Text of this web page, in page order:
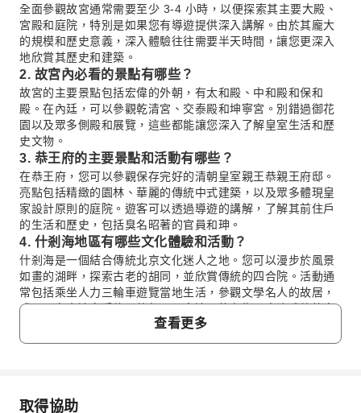
全面參觀故宮通常需要至少 3-4 小時，以便探索其主要大殿、
宮殿和庭院，特別是如果您有導遊提供深入講解。由於其龐大
的規模和歷史意義，深入體驗往往需要半天時間，讓您更深入
地欣賞其歷史和建築。
2. 故宮內必看的景點有哪些？
故宮的主要景點包括宏偉的外朝，有太和殿、中和殿和保和
殿。在內廷，可以參觀乾清宮、交泰殿和坤寧宮。別錯過御花
園以及眾多側殿和展覽，這些都能讓您深入了解皇室生活和歷
史文物。
3. 恭王府的主要景點和活動有哪些？
在恭王府，您可以參觀保存完好的清朝皇室親王恭親王府邸。
亮點包括精緻的園林、華麗的傳統中式建築，以及眾多體現皇
家設計原則的庭院。遊客可以透過導遊的講解，了解其前住戶
的生活和歷史，包括臭名昭著的官員和珅。
4. 什剎海地區有哪些文化體驗和活動？
什剎海是一個結合傳統北京文化迷人之地。您可以漫步於風景
如畫的湖畔，探索古老的胡同，並欣賞傳統的四合院。活動通
常包括乘坐人力三輪車遊覽當地生活，參觀文學名人的故居，
或只是在水邊享受悠閒的氛圍，旁邊可能有街頭表演或傳統音
5. 哪個季節最適合參觀故宮、恭王府和什剎海，天氣和
至五月）和秋季（九月至十月）。在這幾個季節，天氣宜人，
查看更多
取得協助